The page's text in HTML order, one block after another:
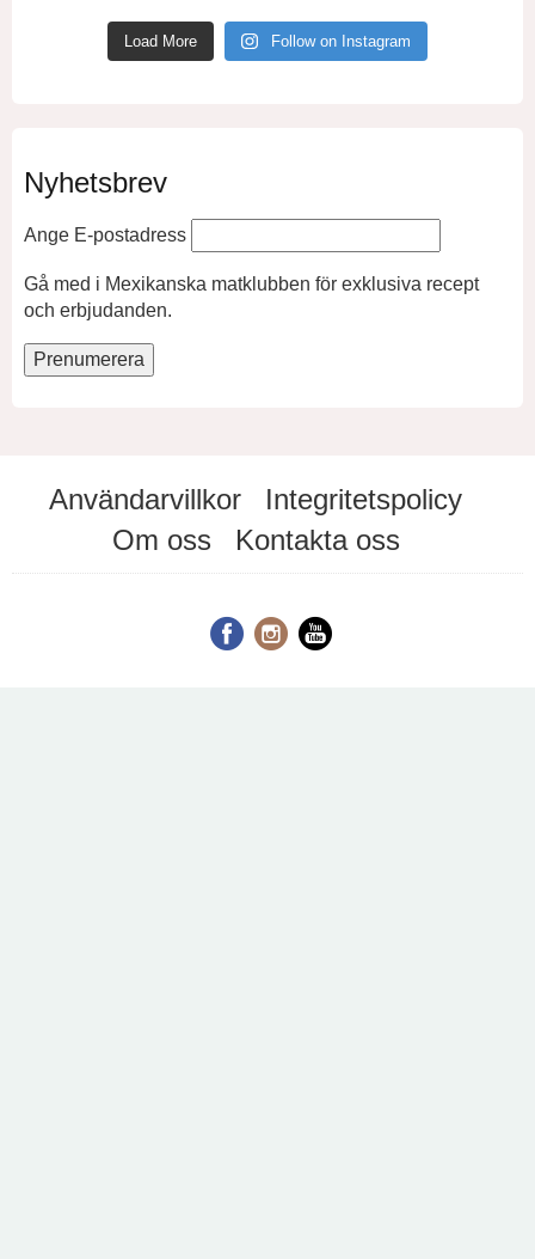
Load More Follow on Instagram
Nyhetsbrev
Ange E-postadress
Gå med i Mexikanska matklubben för exklusiva recept
och erbjudanden.
Användarvillkor
Integritetspolicy
Om oss
Kontakta oss